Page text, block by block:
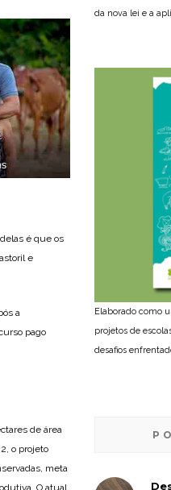
é que os
e
a
pago
de área
o projeto
meta
O atual
da nova lei e a
Elaborado como
projetos de
desafios